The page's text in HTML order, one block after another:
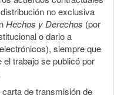
no exclusiva
Hechos y Derechos (por
o darlo a
siempre que
trabajo se publicó por
de transmisión de